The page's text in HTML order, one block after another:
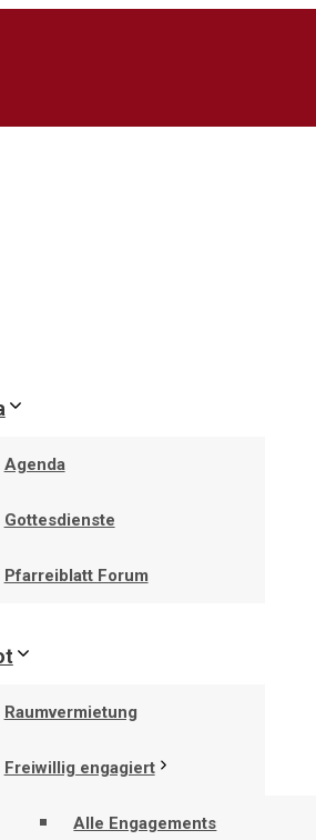
Agenda
Gottesdienste
Pfarreiblatt Forum
Raumvermietung
Freiwillig engagiert
Alle Engagements